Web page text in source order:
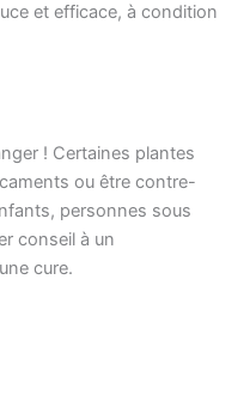
et efficace, à condition
! Certaines plantes
ou être contre-
personnes sous
conseil à un
cure.